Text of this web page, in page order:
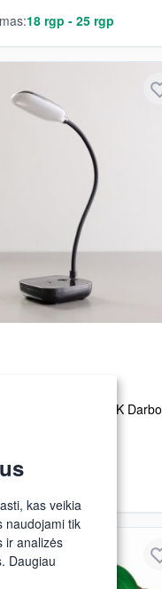
18 rgp - 25 rgp
BIURKOWA 1961-BK Darbo
kas veikia
naudojami tik
ir analizės
Daugiau